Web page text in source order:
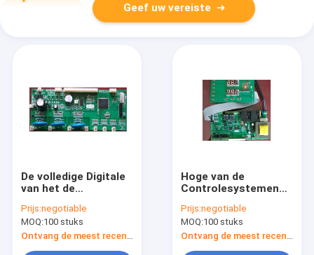
Geef uw vereiste
De volledige Digitale
van het de
van de Motiecontrole
Regelgeverstype
Goedkeuring van Ce
Prijs:negotiable
MOQ:100 stuks
Hoge van de
Controlesystemen
Duurzaamheidsmotie
Gekoelde het Type
Water Vierkante
Vorm
Prijs:negotiable
MOQ:100 stuks